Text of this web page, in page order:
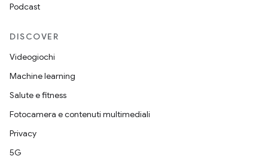
Podcast
DISCOVER
Videogiochi
Machine learning
Salute e fitness
Fotocamera e contenuti multimediali
Privacy
5G